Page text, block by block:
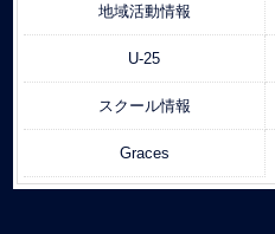
地域活動情報
U-25
スクール情報
Graces